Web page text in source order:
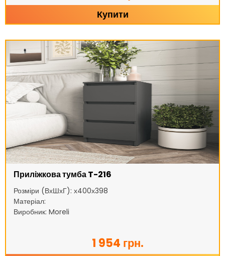
Купити
Приліжкова тумба T-216
Розміри (ВхШхГ): х400х398
Матеріал:
Виробник: Moreli
1 954 грн.